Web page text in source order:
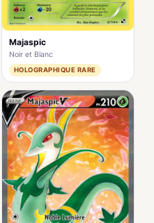
Majaspic
Noir et Blanc
HOLOGRAPHIQUE RARE